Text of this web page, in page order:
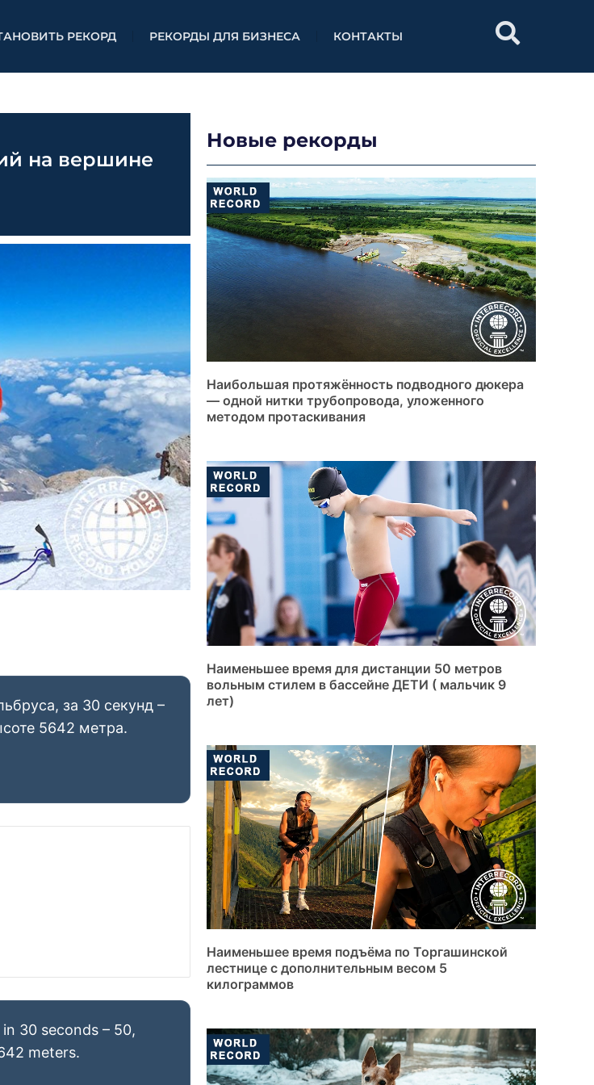
РЕКОРД РЕКОРДЫ ДЛЯ БИЗНЕСА КОНТАКТЫ
на вершине
за 30 секунд –
5642 метра.
30 seconds – 50,
meters.
Новые рекорды
Наибольшая протяжённость подводного дюкера
— одной нитки трубопровода, уложенного
методом протаскивания
Наименьшее время для дистанции 50 метров
вольным стилем в бассейне ДЕТИ ( мальчик 9
лет)
Наименьшее время подъёма по Торгашинской
лестнице с дополнительным весом 5
килограммов